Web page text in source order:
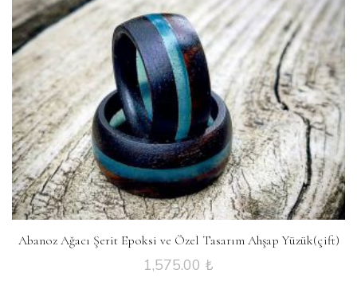
Abanoz Ağacı Şerit Epoksi ve Özel Tasarım Ahşap Yüzük(çift)
1,575.00 ₺